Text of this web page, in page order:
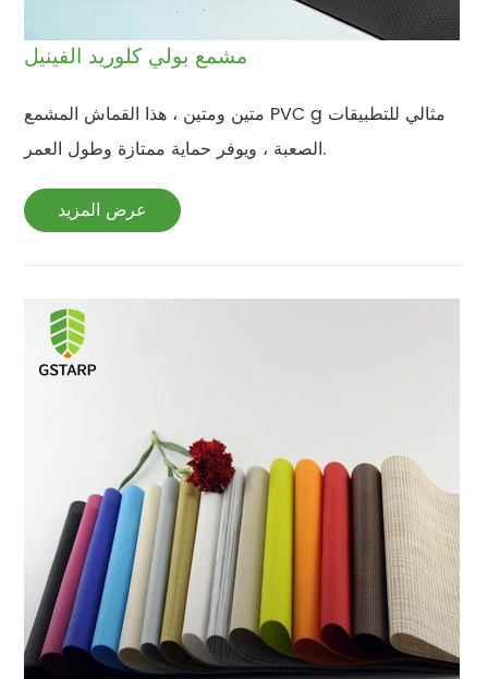
مشمع بولي كلوريد الفينيل
متين ومتين ، هذا القماش المشمع PVC g مثالي للتطبيقات
الصعبة ، ويوفر حماية ممتازة وطول العمر.
عرض المزيد